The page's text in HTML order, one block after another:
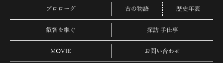
プロローグ 古の物語 歴史年表
叡智を継ぐ 探訪 手仕事
MOVIE お問い合わせ